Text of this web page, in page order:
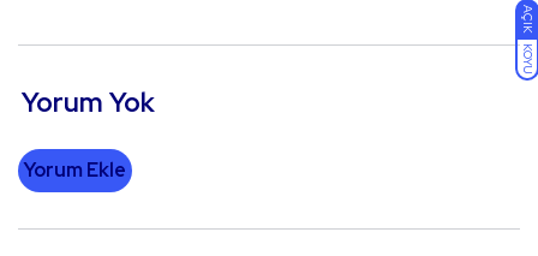
AÇIK
KOYU
Yorum Yok
Yorum Ekle